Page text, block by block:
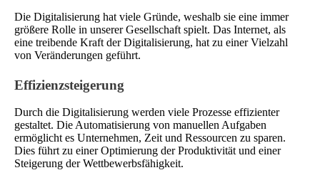
Die Digitalisierung hat viele Gründe, weshalb sie eine immer
größere Rolle in unserer Gesellschaft spielt. Das Internet, als
eine treibende Kraft der Digitalisierung, hat zu einer Vielzahl
von Veränderungen geführt.
Effizienzsteigerung
Durch die Digitalisierung werden viele Prozesse effizienter
gestaltet. Die Automatisierung von manuellen Aufgaben
ermöglicht es Unternehmen, Zeit und Ressourcen zu sparen.
Dies führt zu einer Optimierung der Produktivität und einer
Steigerung der Wettbewerbsfähigkeit.